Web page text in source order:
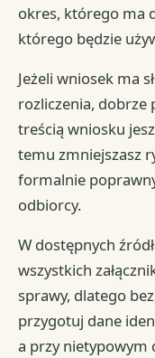
okres, którego ma
którego będzie
Jeżeli wniosek ma
rozliczenia, dobrze
treścią wniosku
temu zmniejszasz
formalnie
odbiorcy.
W dostępnych
wszystkich
sprawy, dlatego
przygotuj dane
a przy nietypowym